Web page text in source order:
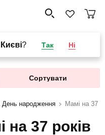
Києві? Так Ні
Сортувати
День народження Мамі на 37
на 37 років